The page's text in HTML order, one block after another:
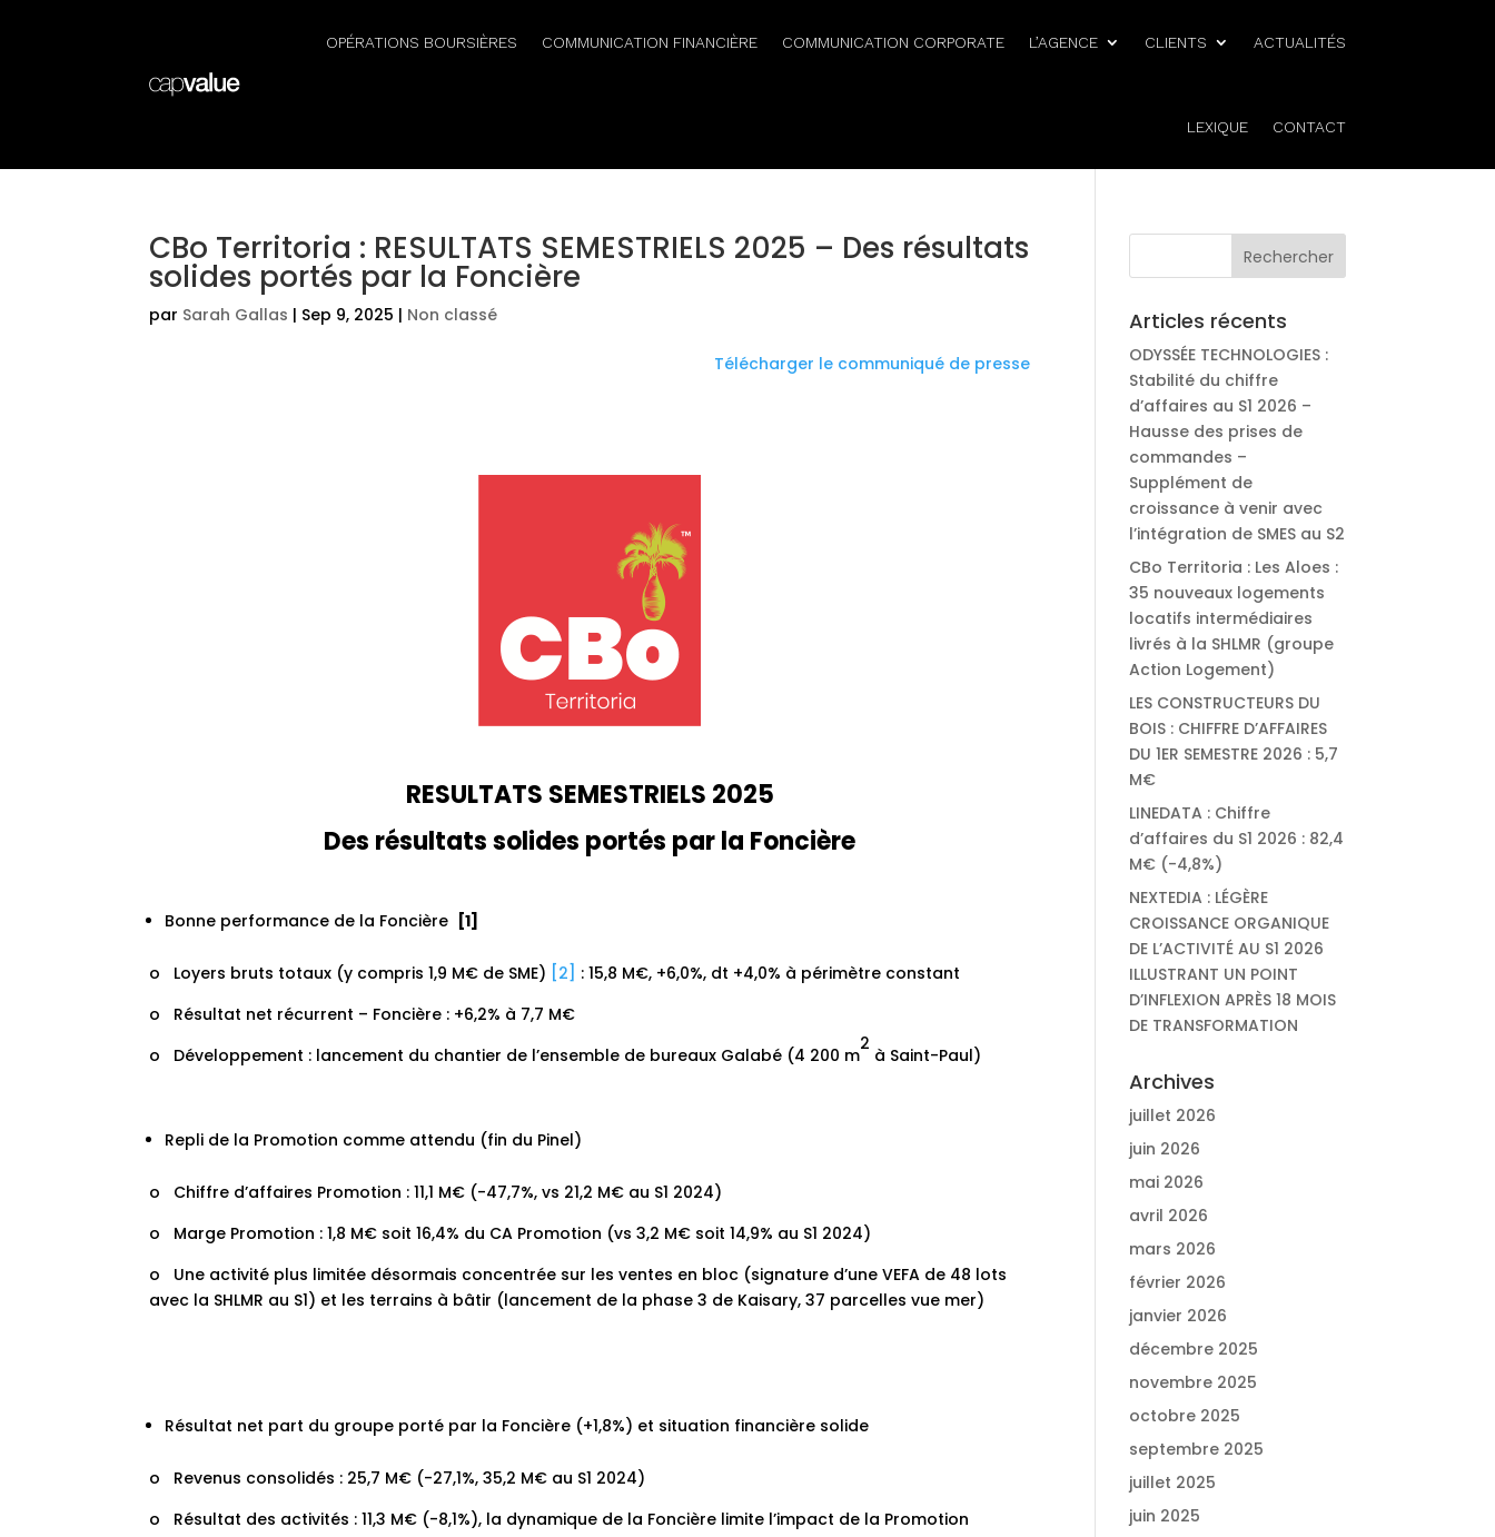
OPÉRATIONS BOURSIÈRES COMMUNICATION FINANCIÈRE COMMUNICATION CORPORATE L’AGENCE CLIENTS ACTUALITÉS
LEXIQUE CONTACT
CBo Territoria : RESULTATS SEMESTRIELS 2025 – Des résultats
solides portés par la Foncière
par Sarah Gallas | Sep 9, 2025 | Non classé
Télécharger le communiqué de presse
RESULTATS SEMESTRIELS 2025
Des résultats solides portés par la Foncière
Bonne performance de la Foncière [1]
o Loyers bruts totaux (y compris 1,9 M€ de SME) [2]
: 15,8 M€, +6,0%, dt +4,0% à périmètre constant
o Résultat net récurrent – Foncière : +6,2% à 7,7 M€
o Développement : lancement du chantier de l’ensemble de bureaux Galabé (4 200 m
2
à Saint-Paul)
Repli de la Promotion comme attendu (fin du Pinel)
o Chiffre d’affaires Promotion : 11,1 M€ (-47,7%, vs 21,2 M€ au S1 2024)
o Marge Promotion : 1,8 M€ soit 16,4% du CA Promotion (vs 3,2 M€ soit 14,9% au S1 2024)
o Une activité plus limitée désormais concentrée sur les ventes en bloc (signature d’une VEFA de 48 lots
avec la SHLMR au S1) et les terrains à bâtir (lancement de la phase 3 de Kaisary, 37 parcelles vue mer)
Résultat net part du groupe porté par la Foncière (+1,8%) et situation financière solide
o Revenus consolidés : 25,7 M€ (-27,1%, 35,2 M€ au S1 2024)
o Résultat des activités : 11,3 M€ (-8,1%), la dynamique de la Foncière limite l’impact de la Promotion
Articles récents
ODYSSÉE TECHNOLOGIES :
Stabilité du chiffre
d’affaires au S1 2026 –
Hausse des prises de
commandes –
Supplément de
croissance à venir avec
l’intégration de SMES au S2
CBo Territoria : Les Aloes :
35 nouveaux logements
locatifs intermédiaires
livrés à la SHLMR (groupe
Action Logement)
LES CONSTRUCTEURS DU
BOIS : CHIFFRE D’AFFAIRES
DU 1ER SEMESTRE 2026 : 5,7
M€
LINEDATA : Chiffre
d’affaires du S1 2026 : 82,4
M€ (-4,8%)
NEXTEDIA : LÉGÈRE
CROISSANCE ORGANIQUE
DE L’ACTIVITÉ AU S1 2026
ILLUSTRANT UN POINT
D’INFLEXION APRÈS 18 MOIS
DE TRANSFORMATION
Archives
juillet 2026
juin 2026
mai 2026
avril 2026
mars 2026
février 2026
janvier 2026
décembre 2025
novembre 2025
octobre 2025
septembre 2025
juillet 2025
juin 2025